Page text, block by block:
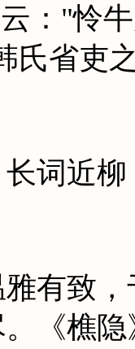
："怜
氏省吏
近柳
致，
《樵